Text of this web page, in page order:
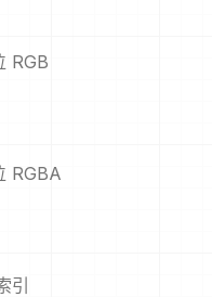
RGB
RGBA
引